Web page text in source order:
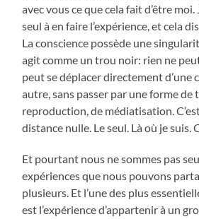
avec vous ce que cela fait d’être moi.
seul à en faire l’expérience, et cela
La conscience possède une
agit comme un trou noir: rien ne
peut se déplacer directement d’une
autre, sans passer par une forme
reproduction, de médiatisation.
distance nulle. Le seul. Là où je suis.
Et pourtant nous ne sommes pas
expériences que nous pouvons
plusieurs. Et l’une des plus
est l’expérience d’appartenir à un